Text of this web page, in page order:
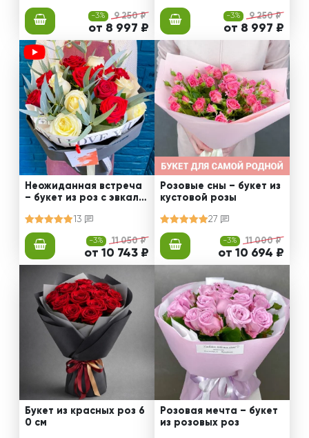
-3% 9 250 ₽
от 8 997 ₽
-3% 9 250 ₽
от 8 997 ₽
Неожиданная встреча
– букет из роз с эвкали
13
-3% 11 050 ₽
от 10 743 ₽
Розовые сны – букет из
кустовой розы
27
-3% 11 000 ₽
от 10 694 ₽
Букет из красных роз 6
0 см
Розовая мечта – букет
из розовых роз